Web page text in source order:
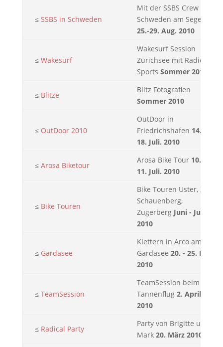
≤ SSBS in Schweden
Mit der SSBS Crew in
Schweden am Segeln
25.-29. Aug. 2010
≤ Wakesurf
Wakesurf Session
Zürichsee mit Radical
Sports Sommer 2010
≤ Blitze
Blitz Fotografien
Sommer 2010
≤ OutDoor 2010
OutDoor in
Friedrichshafen 14. -
18. Juli. 2010
≤ Arosa Biketour
Arosa Bike Tour 10. -
11. Juli. 2010
≤ Bike Touren
Bike Touren Uster, Zoo,
Schauenberg,
Zugerberg Juni - Juli.
2010
≤ Gardasee
Klettern in Arco am
Gardasee 20. - 25. Mai.
2010
≤ TeamSession
TeamSession beim
Tannenflug 2. April
2010
≤ Radical Party
Party von Brigitte und
Mark 20. März 2010